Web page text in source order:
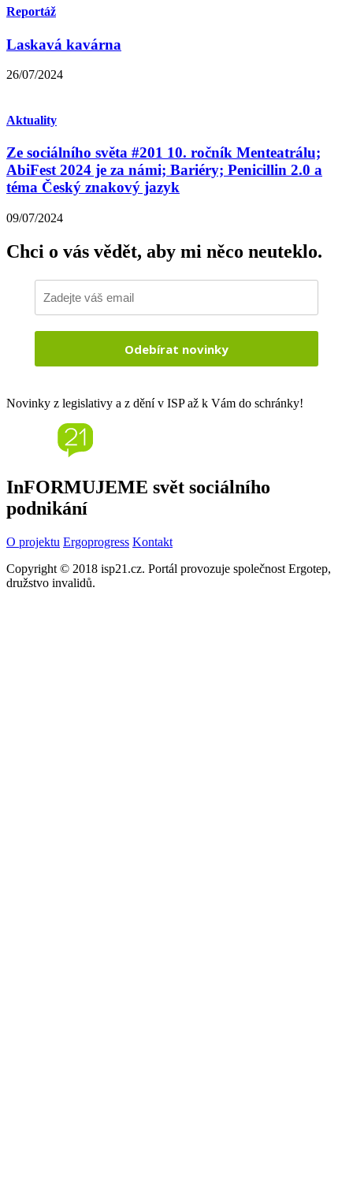
Reportáž
Laskavá kavárna
26/07/2024
Aktuality
Ze sociálního světa #201 10. ročník Menteatrálu;
AbiFest 2024 je za námi; Bariéry; Penicillin 2.0 a
téma Český znakový jazyk
09/07/2024
Chci o vás vědět, aby mi něco neuteklo.
Odebírat novinky
Novinky z legislativy a z dění v ISP až k Vám do schránky!
InFORMUJEME svět sociálního
podnikání
O projektu Ergoprogress Kontakt
Copyright © 2018 isp21.cz. Portál provozuje společnost Ergotep,
družstvo invalidů.